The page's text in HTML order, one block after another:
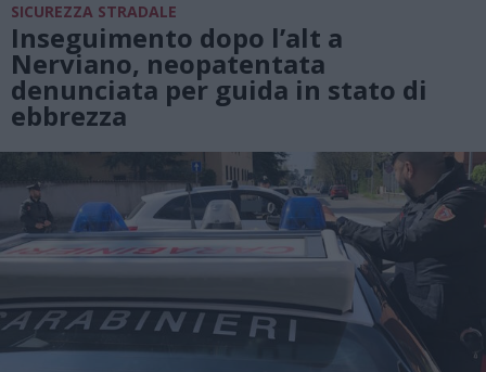
SICUREZZA STRADALE
Inseguimento dopo l’alt a
Nerviano, neopatentata
denunciata per guida in stato di
ebbrezza